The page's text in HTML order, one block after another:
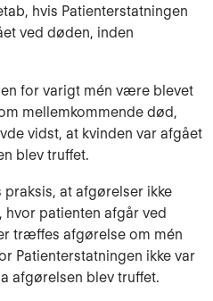
hvis Patienterstatningen
ved døden, inden
for varigt mén være blevet
mellemkommende død,
vidst, at kvinden var afgået
blev truffet.
at afgørelser ikke
patienten afgår ved
træffes afgørelse om mén
Patienterstatningen ikke var
afgørelsen blev truffet.